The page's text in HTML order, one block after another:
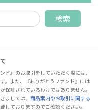
ド』のお取引をしていただく際には、
。また、『ありがとうファンド』には
保証されているわけではありません。
ましては、商品案内やお取引に関する
しておりますのでご確認ください。